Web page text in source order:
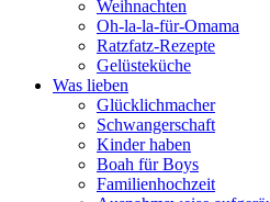
Weihnachten
Oh-la-la-für-Omama
Ratzfatz-Rezepte
Gelüsteküche
Was lieben
Glücklichmacher
Schwangerschaft
Kinder haben
Boah für Boys
Familienhochzeit